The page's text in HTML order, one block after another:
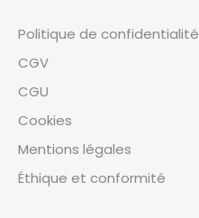
Politique de confidentialité
CGV
CGU
Cookies
Mentions légales
Éthique et conformité